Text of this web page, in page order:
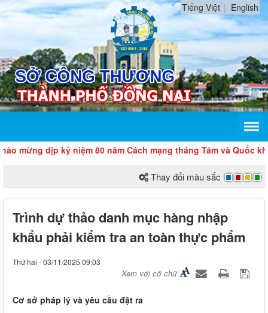
Tiếng Việt English
dịp kỷ niệm 80 năm Cách mạng tháng Tám và Quốc khánh
Thay đổi màu sắc
Trình dự thảo danh mục hàng nhập
khẩu phải kiểm tra an toàn thực phẩm
Thứ hai - 03/11/2025 09:03
Xem với cỡ chữ
Cơ sở pháp lý và yêu cầu đặt ra